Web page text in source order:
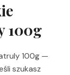
100g
100g —
szukasz